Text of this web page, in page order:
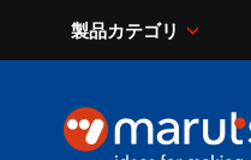
製品カテゴリ